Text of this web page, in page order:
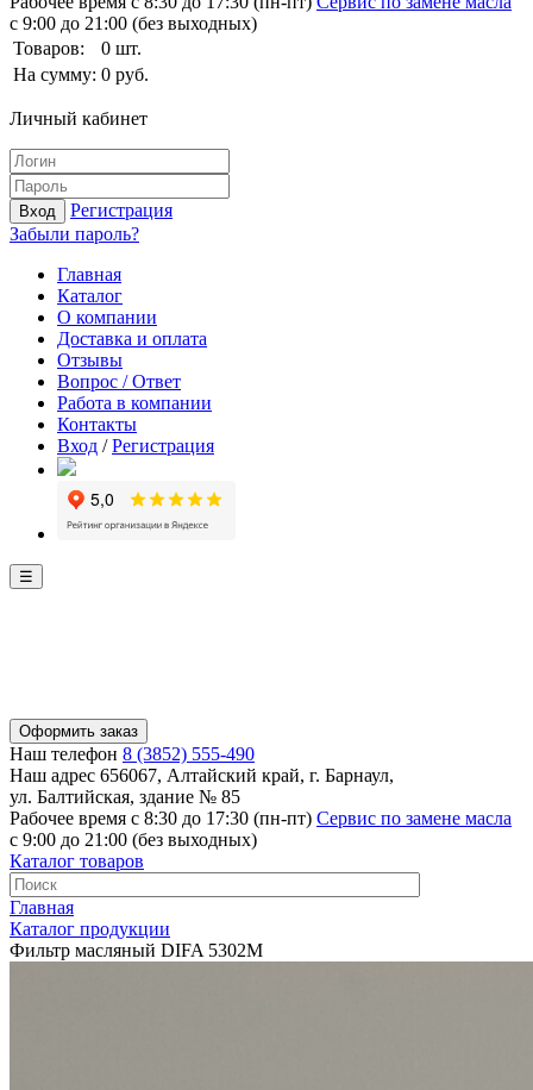
с 9:00 до 21:00 (без выходных)
Товаров:
0 шт.
На сумму: 0 руб.
Личный кабинет
Вход
Регистрация
Забыли пароль?
Главная
Каталог
О компании
Доставка и оплата
Отзывы
Вопрос / Ответ
Работа в компании
Контакты
Вход /Регистрация
☰
Оформить заказ
Наш телефон 8 (3852) 555-490
Наш адрес 656067, Алтайский край, г. Барнаул,
ул. Балтийская, здание № 85
Рабочее время с 8:30 до 17:30 (пн-пт) Сервис по замене масла
с 9:00 до 21:00 (без выходных)
Каталог товаров
Главная
Каталог продукции
Фильтр масляный DIFA 5302M